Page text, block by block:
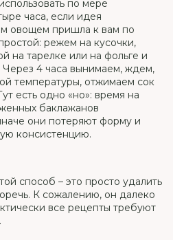
по мере
часа, если идея
овощем пришла к вам по
режем на кусочки,
на тарелке или на фольге и
Через 4 часа вынимаем, ждем,
температуры, отжимаем сок
есть одно «но»: время на
баклажанов
они потеряют форму и
консистенцию.
способ – это просто удалить
К сожалению, он далеко
все рецепты требуют